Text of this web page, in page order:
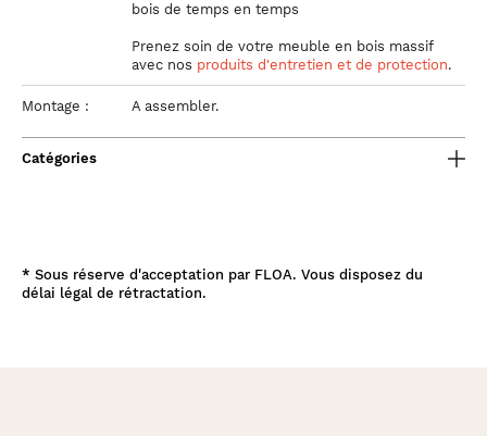
bois de temps en temps
Prenez soin de votre meuble en bois massif
avec nos produits d'entretien et de protection.
Montage : A assembler.
Catégories
* Sous réserve d'acceptation par FLOA. Vous disposez du
délai légal de rétractation.